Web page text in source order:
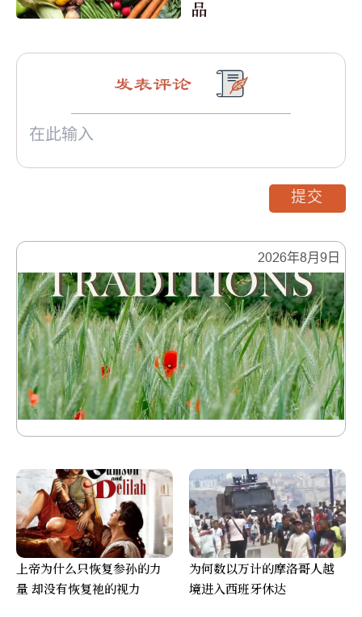
品
2026年8月9日
发表评论
提交
上帝为什么只恢复参孙的力
量 却没有恢复祂的视力
为何数以万计的摩洛哥人越
境进入西班牙休达